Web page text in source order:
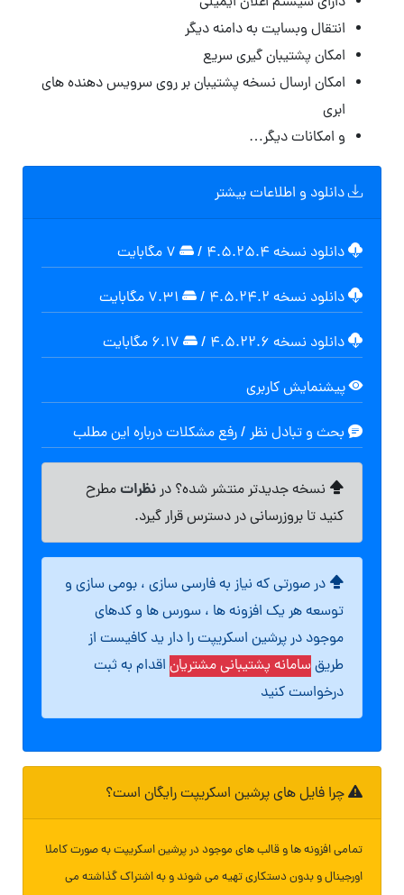
انتقال وبسایت به دامنه دیگر
امکان پشتیبان گیری سریع
امکان ارسال نسخه پشتیبان بر روی سرویس دهنده های
ابری
و امکانات دیگر…
دانلود و اطلاعات بیشتر
دانلود نسخه ۴.۵.۲۵.۴ /
دانلود نسخه ۴.۵.۲۴.۲ /
دانلود نسخه ۴.۵.۲۲.۶ /
پیشنمایش کاربری
بحث و تبادل نظر / رفع مشکلات درباره این مطلب
نسخه جدیدتر منتشر شده؟ درنظراتمطرح
کنید تا بروزرسانی در دسترس قرار گیرد.
در صورتی که نیاز به فارسی سازی ، بومی سازی و
توسعه هر یک افزونه ها ، سورس ها و کدهای
موجود در پرشین اسکریپت را دار ید کافیست از
طریقسامانه پشتیبانی مشتریان اقدام به ثبت
درخواست کنید
چرا فایل های پرشین اسکریپت رایگان است؟
تمامی افزونه ها و قالب های موجود در پرشین اسکریپت به صورت کاملا
اورجینال و بدون دستکاری تهیه می شوند و به اشتراک گذاشته می